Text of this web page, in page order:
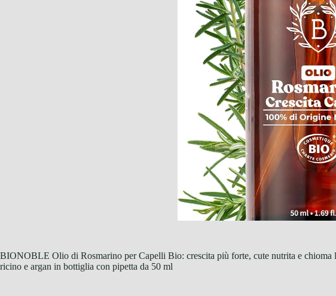
BIONOBLE Olio di Rosmarino per Capelli Bio: crescita più forte, cute nutrita e chioma
ricino e argan in bottiglia con pipetta da 50 ml